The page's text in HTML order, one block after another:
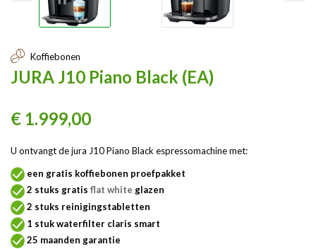
Koffiebonen
JURA J10 Piano Black (EA)
€ 1.999,00
U ontvangt de jura J10 Piano Black espressomachine met:
een gratis koffiebonen proefpakket
2 stuks gratis flat white glazen
2 stuks reinigingstabletten
1 stuk waterfilter claris smart
25 maanden garantie